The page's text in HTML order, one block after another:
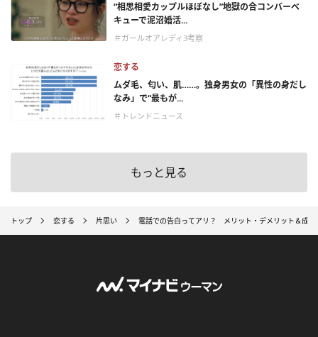
“相思相愛カップルほぼなし”地獄の合コンバーベ
キューで泥沼婚活...
＃ガールオアレディ3考察
恋する
ムダ毛、匂い、肌……。独身男女の「異性の身だし
なみ」で“最もが...
＃トレンドニュース
もっと見る
トップ 恋する 片思い 電話での告白ってアリ？ メリット・デメリット＆成功